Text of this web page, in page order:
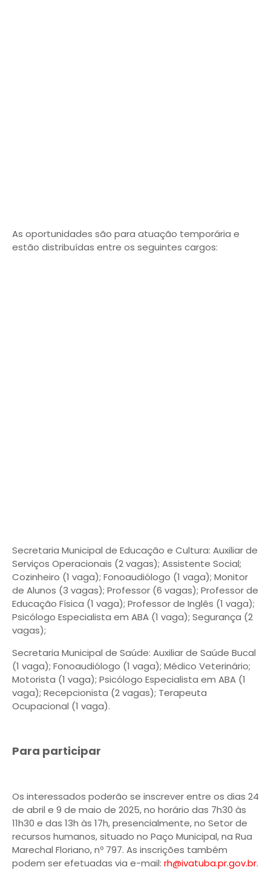
As oportunidades são para atuação temporária e
estão distribuídas entre os seguintes cargos:
Secretaria Municipal de Educação e Cultura: Auxiliar de
Serviços Operacionais (2 vagas); Assistente Social;
Cozinheiro (1 vaga); Fonoaudiólogo (1 vaga); Monitor
de Alunos (3 vagas); Professor (6 vagas); Professor de
Educação Física (1 vaga); Professor de Inglês (1 vaga);
Psicólogo Especialista em ABA (1 vaga); Segurança (2
vagas);
Secretaria Municipal de Saúde: Auxiliar de Saúde Bucal
(1 vaga); Fonoaudiólogo (1 vaga); Médico Veterinário;
Motorista (1 vaga); Psicólogo Especialista em ABA (1
vaga); Recepcionista (2 vagas); Terapeuta
Ocupacional (1 vaga).
Para participar
Os interessados poderão se inscrever entre os dias 24
de abril e 9 de maio de 2025, no horário das 7h30 às
11h30 e das 13h às 17h, presencialmente, no Setor de
recursos humanos, situado no Paço Municipal, na Rua
Marechal Floriano, nº 797. As inscrições também
podem ser efetuadas via e-mail: rh@ivatuba.pr.gov.br.